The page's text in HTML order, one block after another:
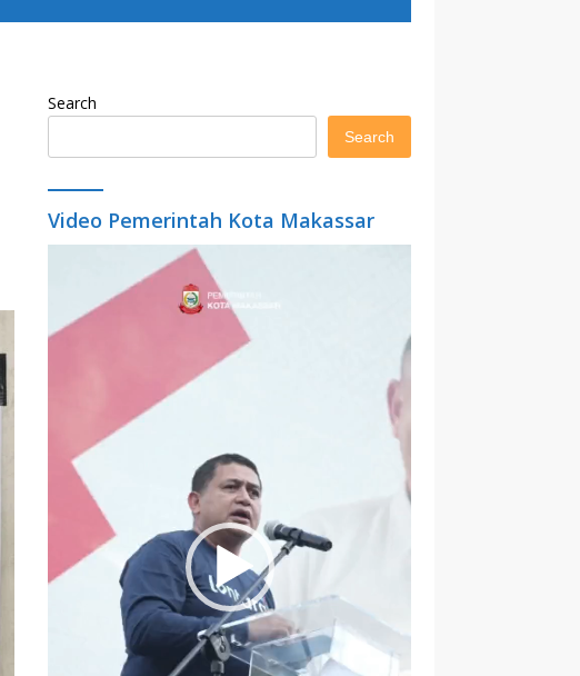
Search
Search
Video Pemerintah Kota Makassar